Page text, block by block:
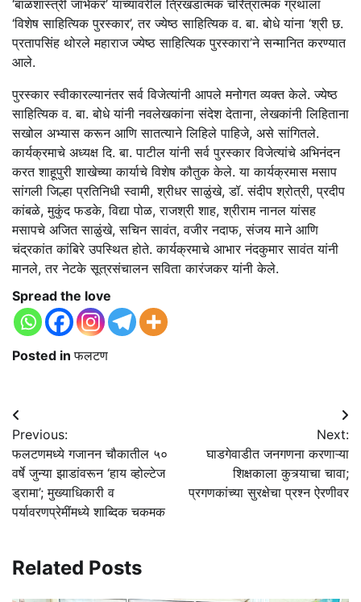
‘बाळशास्त्री जांभेकर’ यांच्यावरील त्रिखंडात्मक चरित्रात्मक ग्रंथाला
‘विशेष साहित्यिक पुरस्कार’, तर ज्येष्ठ साहित्यिक व. बा. बोधे यांना ‘श्री छ.
प्रतापसिंह थोरले महाराज ज्येष्ठ साहित्यिक पुरस्कारा’ने सन्मानित करण्यात
आले.
पुरस्कार स्वीकारल्यानंतर सर्व विजेत्यांनी आपले मनोगत व्यक्त केले. ज्येष्ठ
साहित्यिक व. बा. बोधे यांनी नवलेखकांना संदेश देताना, लेखकांनी लिहिताना
सखोल अभ्यास करून आणि सातत्याने लिहिले पाहिजे, असे सांगितले.
कार्यक्रमाचे अध्यक्ष दि. बा. पाटील यांनी सर्व पुरस्कार विजेत्यांचे अभिनंदन
करत शाहूपुरी शाखेच्या कार्याचे विशेष कौतुक केले. या कार्यक्रमास मसाप
सांगली जिल्हा प्रतिनिधी स्वामी, श्रीधर साळुंखे, डॉ. संदीप श्रोत्री, प्रदीप
कांबळे, मुकुंद फडके, विद्या पोळ, राजश्री शाह, श्रीराम नानल यांसह
मसापचे अजित साळुंखे, सचिन सावंत, वजीर नदाफ, संजय माने आणि
चंद्रकांत कांबिरे उपस्थित होते. कार्यक्रमाचे आभार नंदकुमार सावंत यांनी
मानले, तर नेटके सूत्रसंचालन सविता कारंजकर यांनी केले.
Spread the love
Posted inफलटण
Post
navigation
Previous:
फलटणमध्ये गजानन चौकातील ५०
वर्षे जुन्या झाडांवरून ‘हाय व्होल्टेज
ड्रामा’; मुख्याधिकारी व
पर्यावरणप्रेमींमध्ये शाब्दिक चकमक
Next:
घाडगेवाडीत जनगणना करणाऱ्या
शिक्षकाला कुत्र्याचा चावा;
प्रगणकांच्या सुरक्षेचा प्रश्न ऐरणीवर
Related Posts